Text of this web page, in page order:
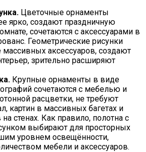
Цветочные орнаменты
ярко, создают праздничную
сочетаются с аксессуарами в
Геометрические рисунки
массивных аксессуаров, создают
зрительно расширяют
Крупные орнаменты в виде
сочетаются с мебелью и
расцветки, не требуют
картин в массивных багетах и
стенах. Как правило, полотна с
выбирают для просторных
уровнем освещённости,
мебели и аксессуаров.